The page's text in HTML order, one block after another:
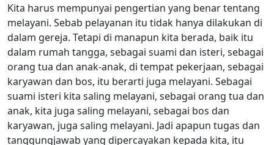
Kita harus mempunyai pengertian yang benar tentang
melayani. Sebab pelayanan itu tidak hanya dilakukan di
dalam gereja. Tetapi di manapun kita berada, baik itu
dalam rumah tangga, sebagai suami dan isteri, sebagai
orang tua dan anak-anak, di tempat pekerjaan, sebagai
karyawan dan bos, itu berarti juga melayani. Sebagai
suami isteri kita saling melayani, sebagai orang tua dan
anak, kita juga saling melayani, sebagai bos dan
karyawan, juga saling melayani. Jadi apapun tugas dan
tanggungjawab yang dipercayakan kepada kita, itu